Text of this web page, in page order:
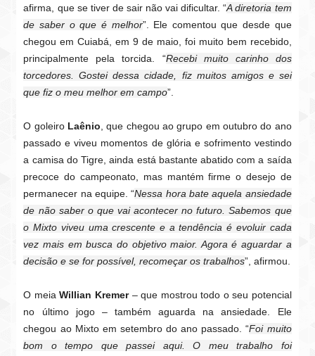
afirma, que se tiver de sair não vai dificultar. “A diretoria tem
de saber o que é melhor”. Ele comentou que desde que
chegou em Cuiabá, em 9 de maio, foi muito bem recebido,
principalmente pela torcida. “Recebi muito carinho dos
torcedores. Gostei dessa cidade, fiz muitos amigos e sei
que fiz o meu melhor em campo”.
O goleiro Laênio , que chegou ao grupo em outubro do ano
passado e viveu momentos de glória e sofrimento vestindo
a camisa do Tigre, ainda está bastante abatido com a saída
precoce do campeonato, mas mantém firme o desejo de
permanecer na equipe. “Nessa hora bate aquela ansiedade
de não saber o que vai acontecer no futuro. Sabemos que
o Mixto viveu uma crescente e a tendência é evoluir cada
vez mais em busca do objetivo maior. Agora é aguardar a
decisão e se for possível, recomeçar os trabalhos”, afirmou.
O meiaWillian Kremer– que mostrou todo o seu potencial
no último jogo – também aguarda na ansiedade. Ele
chegou ao Mixto em setembro do ano passado. “Foi muito
bom o tempo que passei aqui. O meu trabalho foi